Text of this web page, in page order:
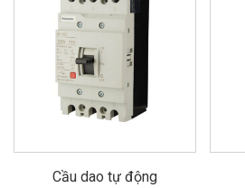
Cầu dao tự động